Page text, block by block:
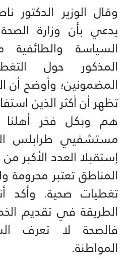
وقال الوزير الدكتور
يدعي بأن وزارة
السياسة
المذكور حول
المضمونين؛ وأوضح أن
تظهر أن أكثر الذين
هم وبكل فخر
مستشفيي طرابلس
إستقبلا العدد الأكبر
المناطق تعتبر محرومة
تغطيات صحية. وأكد
الطريقة في تقديم
فالصحة لا تعرف
المواطنة.